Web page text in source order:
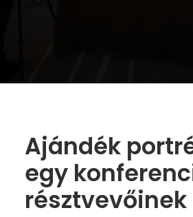
Ajándék
egy
résztvevőinek